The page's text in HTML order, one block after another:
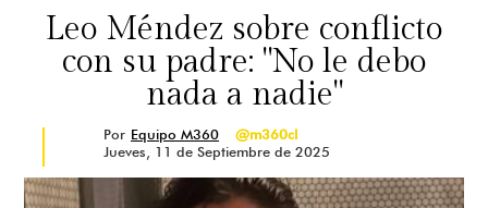
Leo Méndez sobre conflicto
con su padre: "No le debo
nada a nadie"
Por Equipo M360
@m360cl
Jueves, 11 de Septiembre de 2025